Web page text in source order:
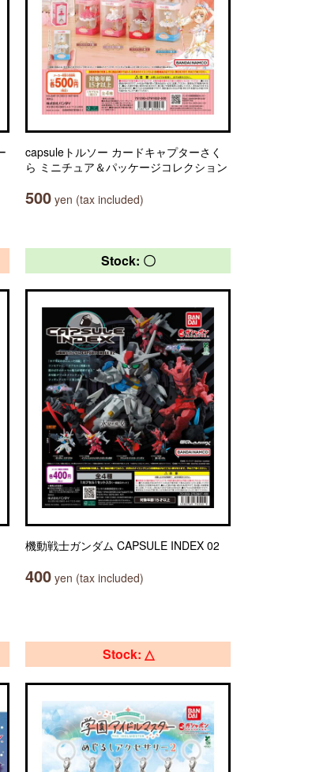
capsuleトルソー カードキャプターさく
ら ミニチュア＆パッケージコレクション
500 yen (tax included)
Stock: 〇
機動戦士ガンダム CAPSULE INDEX 02
400 yen (tax included)
Stock: △